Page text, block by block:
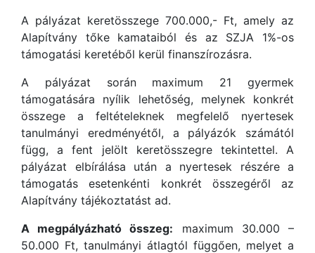
A pályázat keretösszege 700.000,- Ft, amely az
Alapítvány tőke kamataiból és az SZJA 1%-os
támogatási keretéből kerül finanszírozásra.
A pályázat során maximum 21 gyermek
támogatására nyílik lehetőség, melynek konkrét
összege a feltételeknek megfelelő nyertesek
tanulmányi eredményétől, a pályázók számától
függ, a fent jelölt keretösszegre tekintettel. A
pályázat elbírálása után a nyertesek részére a
támogatás esetenkénti konkrét összegéről az
Alapítvány tájékoztatást ad.
A megpályázható összeg: maximum 30.000 –
50.000 Ft, tanulmányi átlagtól függően, melyet a